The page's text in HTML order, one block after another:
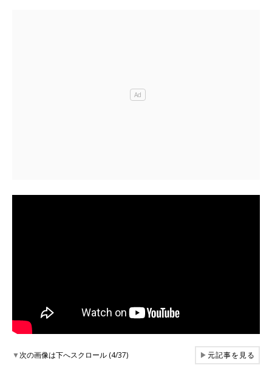
▼次の画像は下へスクロール (4/37) ▶元記事を見る